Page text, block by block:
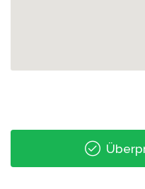
Wiederitzsch,